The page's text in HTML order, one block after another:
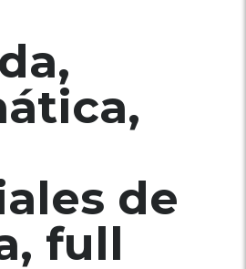
de
full